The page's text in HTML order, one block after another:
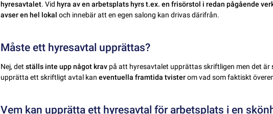
hyresavtalet. Vid hyra av en arbetsplats hyrs t.ex. en frisörstol i redan pågående
avser en hel lokaloch innebär att en egen salong kan drivas därifrån.
Måste ett hyresavtal upprättas?
Nej, detställs inte upp något krav på att hyresavtalet upprättas skriftligen men det är
upprätta ett skriftligt avtal kaneventuella framtida tvisterom vad som faktiskt
Vem kan upprätta ett hyresavtal för arbetsplats i en